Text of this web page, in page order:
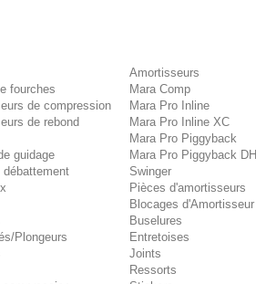
fourches
de compression
de rebond
guidage
débattement
Plongeurs
Amortisseurs
Mara Comp
Mara Pro Inline
Mara Pro Inline XC
Mara Pro Piggyback
Mara Pro Piggyback DH
Swinger
Pièces d'amortisseurs
Blocages d'Amortisseur
Buselures
Entretoises
Joints
Ressorts